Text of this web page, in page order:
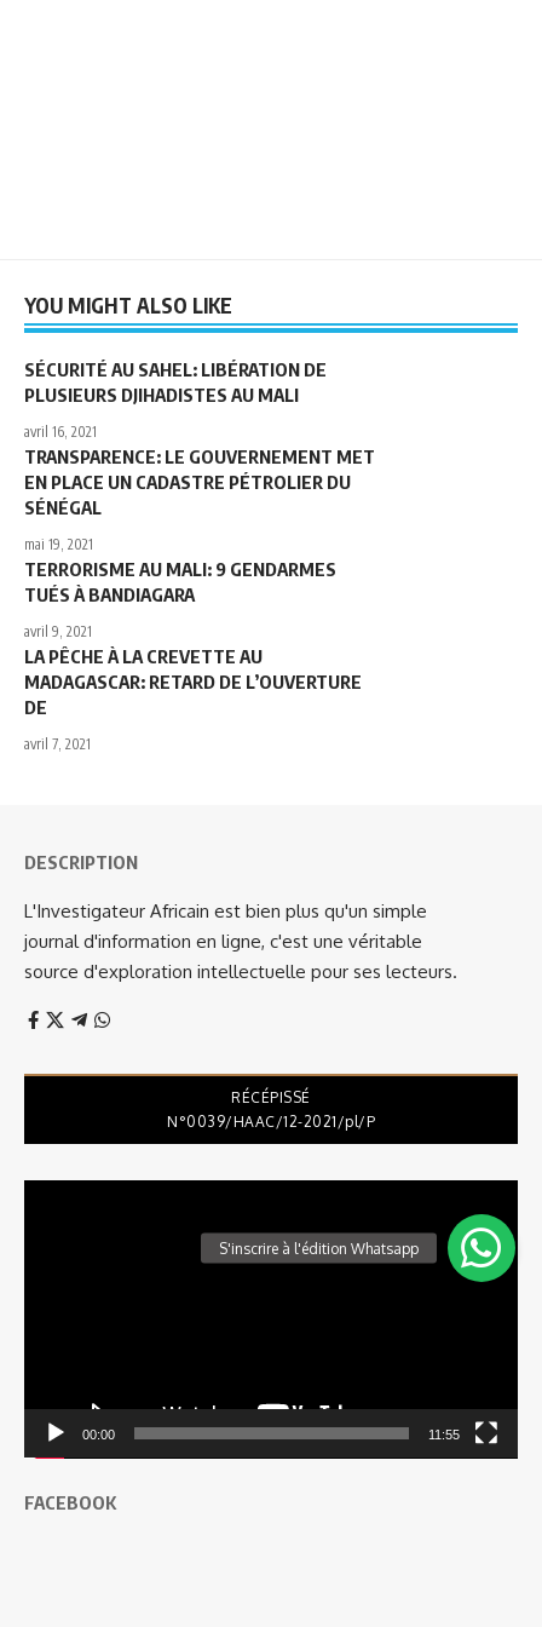
YOU MIGHT ALSO LIKE
SÉCURITÉ AU SAHEL: LIBÉRATION DE
PLUSIEURS DJIHADISTES AU MALI
avril 16, 2021
TRANSPARENCE: LE GOUVERNEMENT MET
EN PLACE UN CADASTRE PÉTROLIER DU
SÉNÉGAL
mai 19, 2021
TERRORISME AU MALI: 9 GENDARMES
TUÉS À BANDIAGARA
avril 9, 2021
LA PÊCHE À LA CREVETTE AU
MADAGASCAR: RETARD DE L’OUVERTURE
DE
avril 7, 2021
DESCRIPTION
L'Investigateur Africain est bien plus qu'un simple
journal d'information en ligne, c'est une véritable
source d'exploration intellectuelle pour ses lecteurs.
RÉCÉPISSÉ
N°0039/HAAC/12-2021/pl/P
00:00 11:55
FACEBOOK